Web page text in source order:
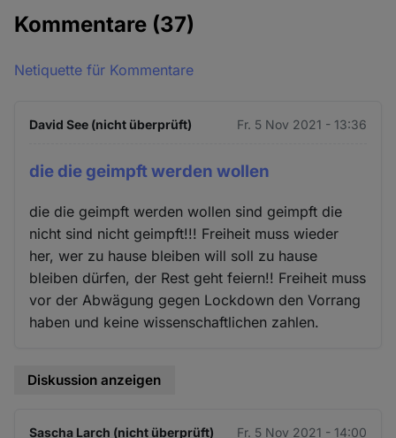
Kommentare (37)
Netiquette für Kommentare
David See (nicht überprüft) Fr. 5 Nov 2021 - 13:36
die die geimpft werden wollen
die die geimpft werden wollen sind geimpft die
nicht sind nicht geimpft!!! Freiheit muss wieder
her, wer zu hause bleiben will soll zu hause
bleiben dürfen, der Rest geht feiern!! Freiheit muss
vor der Abwägung gegen Lockdown den Vorrang
haben und keine wissenschaftlichen zahlen.
Diskussion anzeigen
Sascha Larch (nicht überprüft) Fr. 5 Nov 2021 - 14:00